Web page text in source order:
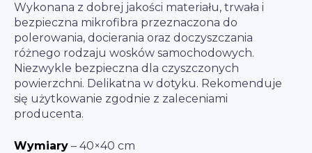
Wykonana z dobrej jakości materiału, trwała i
bezpieczna mikrofibra przeznaczona do
polerowania, docierania oraz doczyszczania
różnego rodzaju wosków samochodowych.
Niezwykle bezpieczna dla czyszczonych
powierzchni. Delikatna w dotyku. Rekomenduje
się użytkowanie zgodnie z zaleceniami
producenta.
Wymiary – 40×40 cm